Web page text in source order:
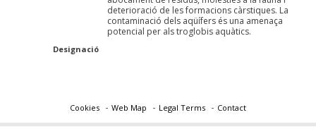
deterioració de les formacions càrstiques. La
contaminació dels aqüífers és una amenaça
potencial per als troglobis aquàtics.
Designació
Cookies Web Map Legal Terms Contact